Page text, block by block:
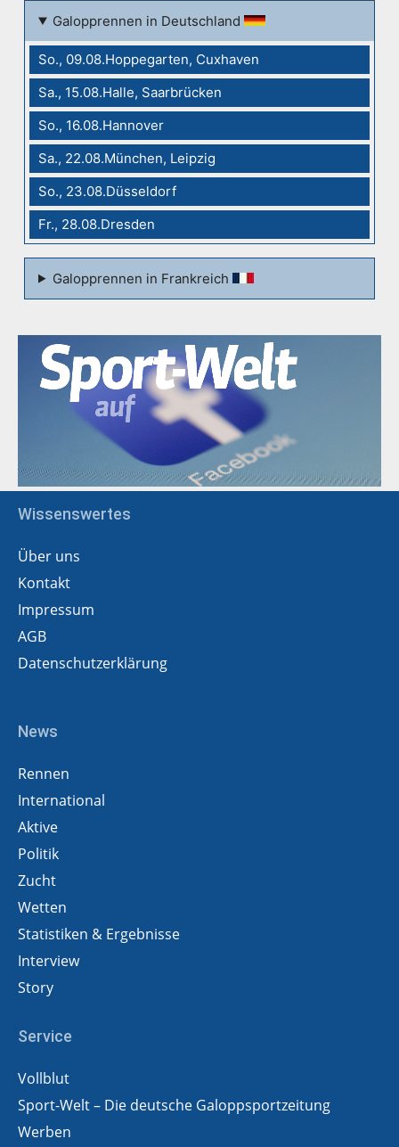
Galopprennen in Deutschland
So., 09.08.Hoppegarten, Cuxhaven
Sa., 15.08.Halle, Saarbrücken
So., 16.08.Hannover
Sa., 22.08.München, Leipzig
So., 23.08.Düsseldorf
Fr., 28.08.Dresden
Galopprennen in Frankreich
Wissenswertes
Über uns
Kontakt
Impressum
AGB
Datenschutzerklärung
News
Rennen
International
Aktive
Politik
Zucht
Wetten
Statistiken & Ergebnisse
Interview
Story
Service
Vollblut
Sport-Welt – Die deutsche Galoppsportzeitung
Werben